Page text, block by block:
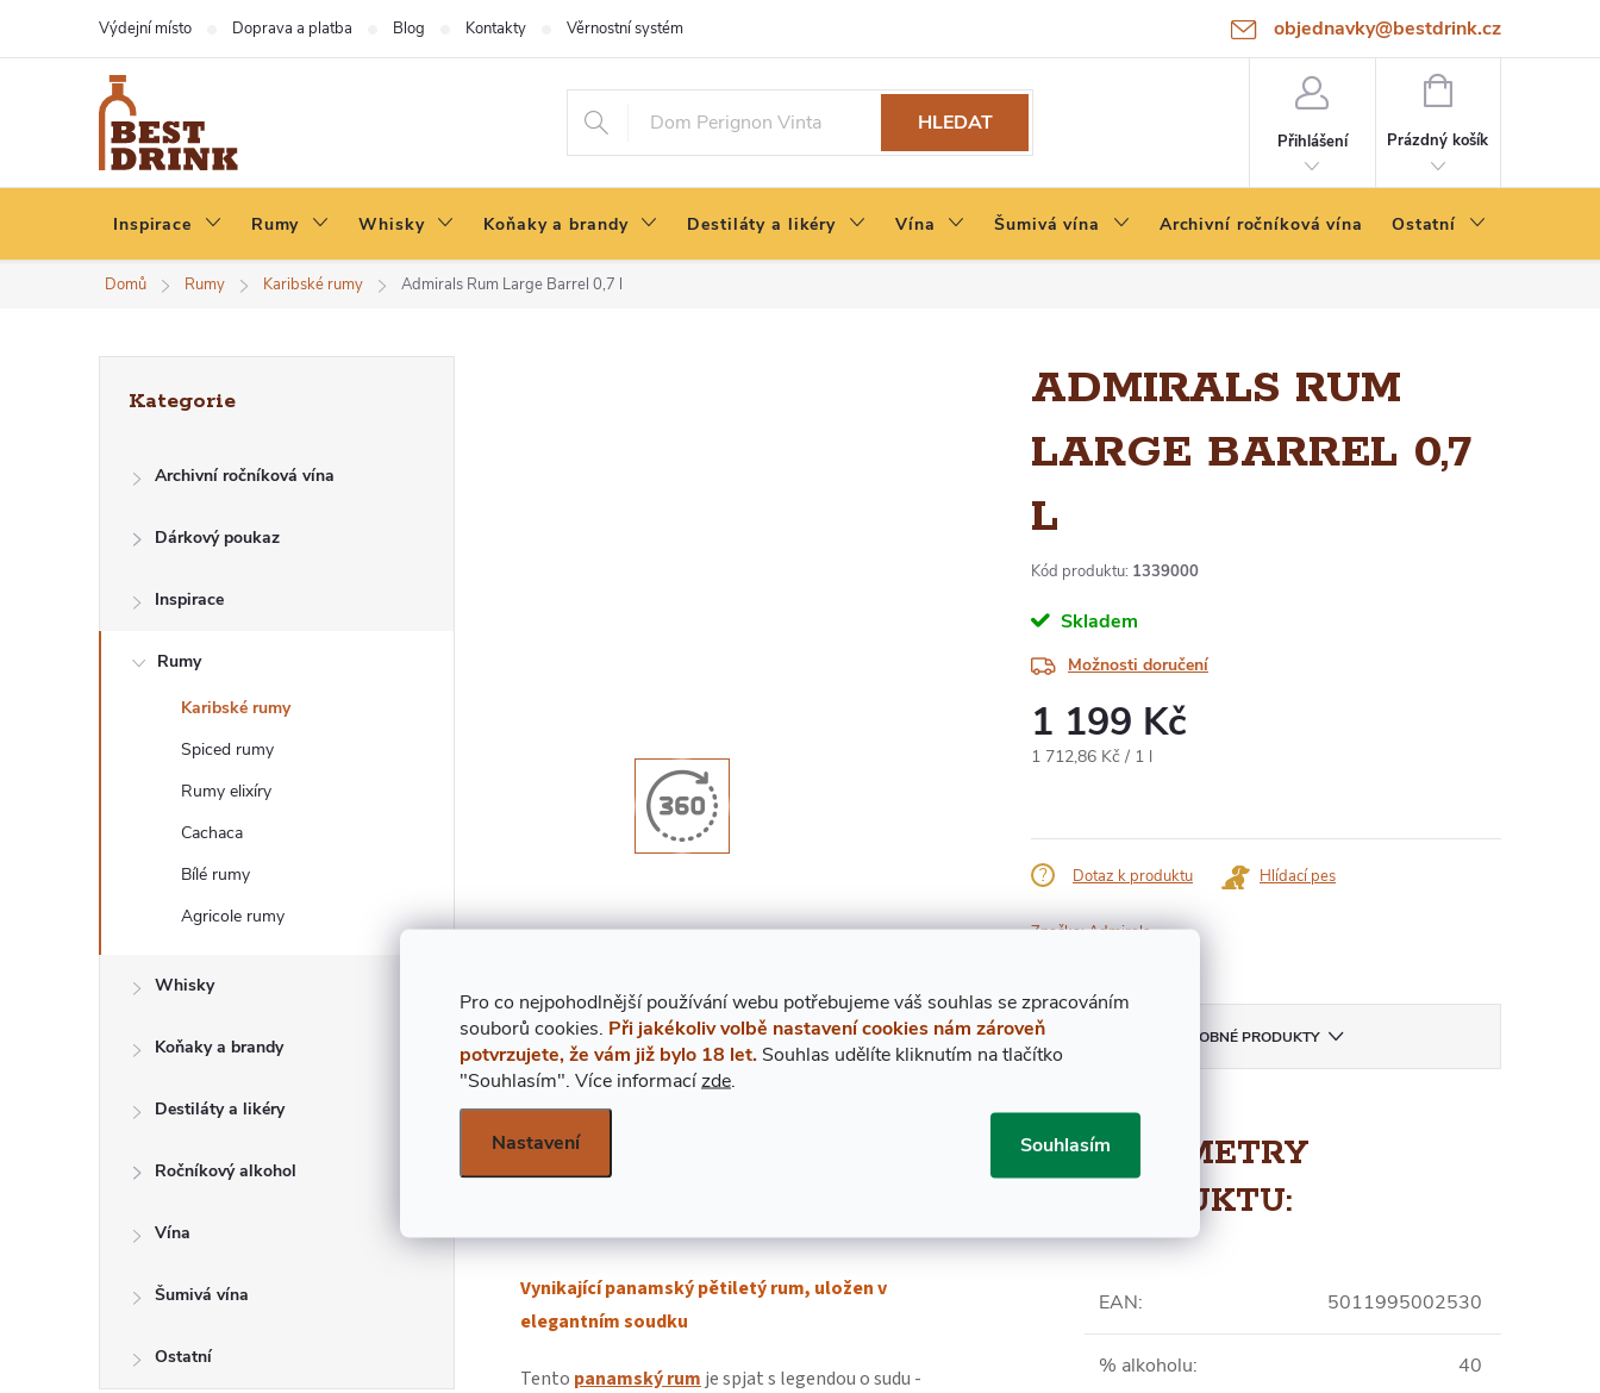
Pro co nejpohodlnější používání webu potřebujeme váš souhlas se zpracováním
souborů cookies. Při jakékoliv volbě nastavení cookies nám zároveň
potvrzujete, že vám již bylo 18 let. Souhlas udělíte kliknutím na tlačítko
"Souhlasím". Více informacízde.
Nastavení Souhlasím
objednavky@bestdrink.cz
Výdejní místo Doprava a platba Blog Kontakty Věrnostní systém
HLEDAT
Přihlášení
NÁKUPNÍ
Prázdný košík
Inspirace Rumy Whisky Koňaky a brandy Destiláty a likéry Vína Šumivá vína Archivní ročníková vína Ostatní
Domů Rumy Karibské rumy Admirals Rum Large Barrel 0,7 l
R
kategorie
Kategorie
Archivní ročníková vína
Dárkový poukaz
Inspirace
Rumy
Karibské rumy
Spiced rumy
Rumy elixíry
Cachaca
Bílé rumy
Agricole rumy
Whisky
Koňaky a brandy
Destiláty a likéry
Ročníkový alkohol
Vína
Šumivá vína
Ostatní
ADMIRALS RUM
LARGE BARREL 0,7
L
Kód produktu: 1339000
Skladem
Možnosti doručení
1 199 Kč
Měrná
1 712,86 Kč / 1 l
Dotaz k produktu Hlídací pes
Značka:Admirals
POPIS PRODUKTU PODOBNÉ PRODUKTY
DETAILNÍ POPIS
Vynikající panamský pětiletý rum, uložen v
elegantním soudku
Tento panamský rum je spjat s legendou o sudu -
PARAMETRY
PRODUKTU:
EAN: 5011995002530
% alkoholu: 40